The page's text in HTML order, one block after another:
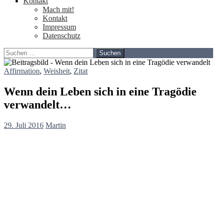
Mach mit!
Kontakt
Impressum
Datenschutz
Suchen
nach:
Affirmation, Weisheit, Zitat
Wenn dein Leben sich in eine Tragödie
verwandelt…
29. Juli 2016 Martin